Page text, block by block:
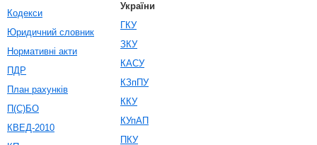
Кодекси
Юридичний словник
Нормативні акти
ПДР
План рахунків
П(С)БО
КВЕД-2010
України
ГКУ
ЗКУ
КАСУ
КЗпПУ
ККУ
КУпАП
ПКУ